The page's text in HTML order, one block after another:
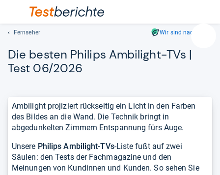
Geben
ein.
sich
Fernseher Wir sind nachhaltig
Die bes­ten Phi­lips Ambi­light-​TVs |
Test 06/2026
Ambilight projiziert rückseitig ein Licht in den Farben
des Bildes an die Wand. Die Technik bringt in
abgedunkelten Zimmern Entspannung fürs Auge.
Unsere Philips Ambilight-TVs-Liste fußt auf zwei
Säulen: den Tests der Fachmagazine und den
Meinungen von Kundinnen und Kunden. So sehen Sie